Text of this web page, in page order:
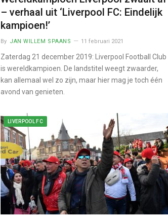
– verhaal uit ‘Liverpool FC: Eindelijk
kampioen!’
By JAN WILLEM SPAANS 11 februari 2021
Zaterdag 21 december 2019: Liverpool Football Club
is wereldkampioen. De landstitel weegt zwaarder,
kan allemaal wel zo zijn, maar hier mag je toch één
avond van genieten.
LIVERPOOL FC